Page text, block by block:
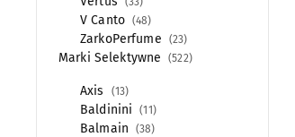
V Canto 48
ZarkoPerfume 23
Marki Selektywne 522
Axis 13
Baldinini 11
Balmain 38